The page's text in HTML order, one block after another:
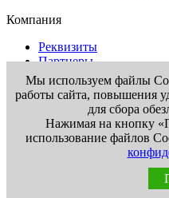
Компания
Реквизиты
Партнеры
Доставка
Отзывы
Контакты
Информация
Мы используем файлы
работы сайта, повышения
для сбора
Нажимая на кнопку
использование файлов